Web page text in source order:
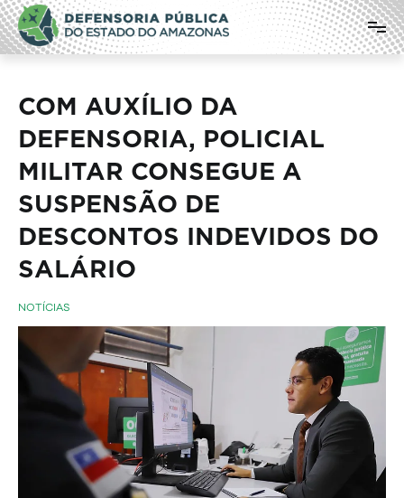
Pular
para
o
conteúdo
Defensoria Pública do Estado do
Amazonas
COM AUXÍLIO DA
DEFENSORIA, POLICIAL
MILITAR CONSEGUE A
SUSPENSÃO DE
DESCONTOS INDEVIDOS DO
SALÁRIO
NOTÍCIAS